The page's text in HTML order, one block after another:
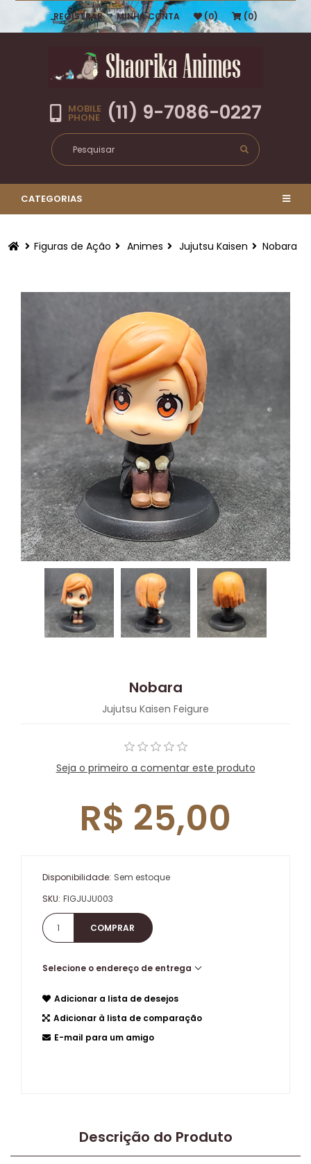
REGISTRAR MINHA CONTA (0) (0)
MOBILE
PHONE (11) 9-7086-0227
CATEGORIAS
Figuras de Ação Animes Jujutsu Kaisen Nobara
Nobara
Jujutsu Kaisen Feigure
Seja o primeiro a comentar este produto
R$ 25,00
Disponibilidade: Sem estoque
SKU: FIGJUJU003
Selecione o endereço de entrega
Adicionar a lista de desejos
Adicionar à lista de comparação
E-mail para um amigo
Descrição do Produto